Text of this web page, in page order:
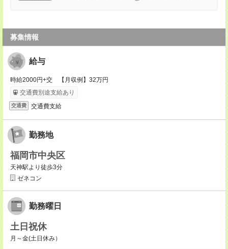
募集情報
給与
時給2000円+交 【月収例】32万円
交通費別途支給あり
交通費 交通費支給
勤務地
福岡市中央区
天神駅より徒歩3分
ゼネコン
勤務曜日
土日祝休
月～金(土日休み）